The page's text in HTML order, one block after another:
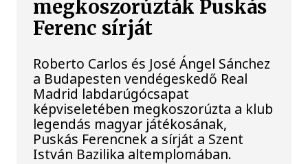
megkoszorúzták Puskás
Ferenc sírját
Roberto Carlos és José Ángel Sánchez
a Budapesten vendégeskedő Real
Madrid labdarúgócsapat
képviseletében megkoszorúzta a klub
legendás magyar játékosának,
Puskás Ferencnek a sírját a Szent
István Bazilika altemplomában.